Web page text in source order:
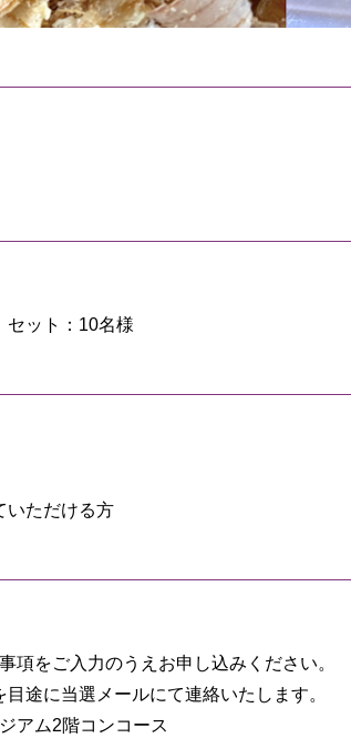
セット：10名様
いただける方
項をご入力のうえお申し込みください。
途に当選メールにて連絡いたします。
アム2階コンコース